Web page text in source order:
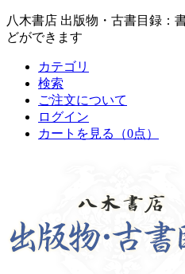
八木書店 出版物・古書目録：
どができます
カテゴリ
検索
ご注文について
ログイン
カートを見る
（0点）